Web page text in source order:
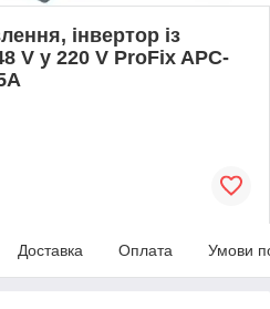
інвертор із
V у 220 V ProFix APC-
Доставка Оплата Умови